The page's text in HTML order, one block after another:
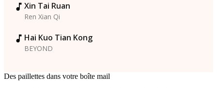
Xin Tai Ruan
Ren Xian Qi
Hai Kuo Tian Kong
BEYOND
Des paillettes dans votre boîte mail